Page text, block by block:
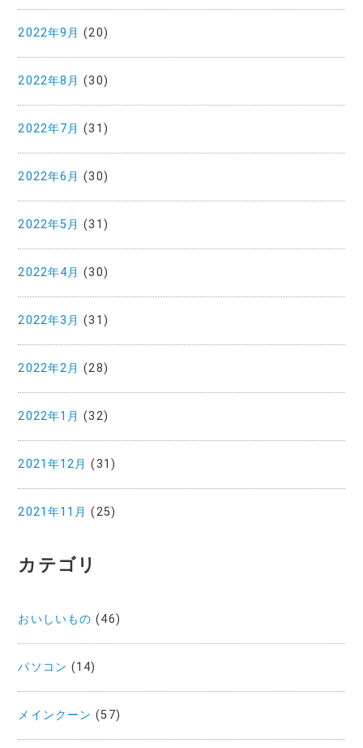
2022年9月 (20)
2022年8月 (30)
2022年7月 (31)
2022年6月 (30)
2022年5月 (31)
2022年4月 (30)
2022年3月 (31)
2022年2月 (28)
2022年1月 (32)
2021年12月 (31)
2021年11月 (25)
カテゴリ
おいしいもの (46)
パソコン (14)
メインクーン (57)